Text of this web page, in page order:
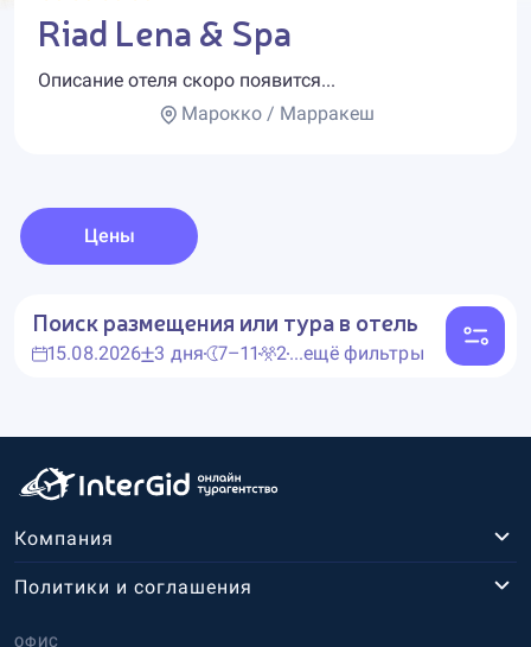
Riad Lena & Spa
Описание отеля скоро появится...
Марокко / Марракеш
Цены
Поиск размещения или тура в отель
15.08.2026 3 дня 7–11 2...ещё фильтры
Компания
ОФИС
Политики и соглашения